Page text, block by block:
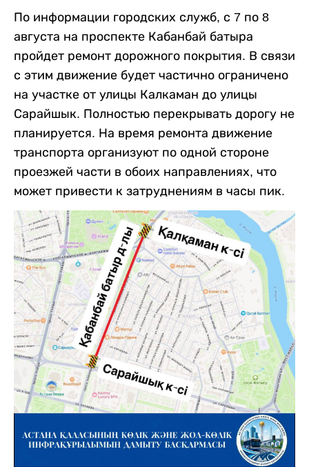
По информации городских служб, с 7 по 8
августа на проспекте Кабанбай батыра
пройдет ремонт дорожного покрытия. В связи
с этим движение будет частично ограничено
на участке от улицы Калкаман до улицы
Сарайшык. Полностью перекрывать дорогу не
планируется. На время ремонта движение
транспорта организуют по одной стороне
проезжей части в обоих направлениях, что
может привести к затруднениям в часы пик.